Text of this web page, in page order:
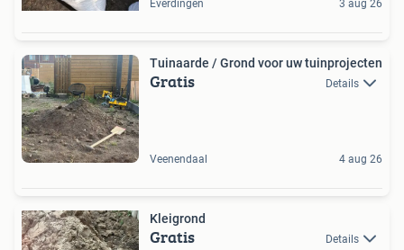
Everdingen 3 aug 26
Tuinaarde / Grond voor uw tuinprojecten
Gratis Details
Veenendaal 4 aug 26
Kleigrond
Gratis Details